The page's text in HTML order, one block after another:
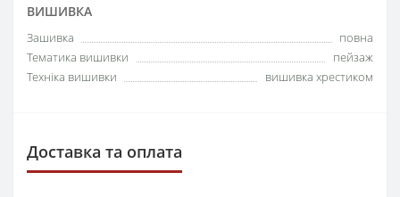
ВИШИВКА
Зашивка
повна
Тематика вишивки
пейзаж
Техніка вишивки
вишивка хрестиком
Доставка та оплата